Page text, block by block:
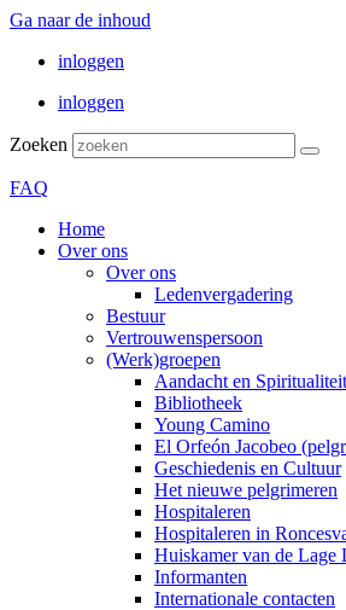
Ga naar de inhoud
inloggen
inloggen
Zoeken
FAQ
Home
Over ons
Over ons
Ledenvergadering
Bestuur
Vertrouwenspersoon
(Werk)groepen
Aandacht en Spiritualiteit
Bibliotheek
Young Camino
El Orfeón Jacobeo
Geschiedenis en Cultuur
Het nieuwe pelgrimeren
Hospitaleren
Hospitaleren in
Huiskamer van de Lage
Informanten
Internationale contacten